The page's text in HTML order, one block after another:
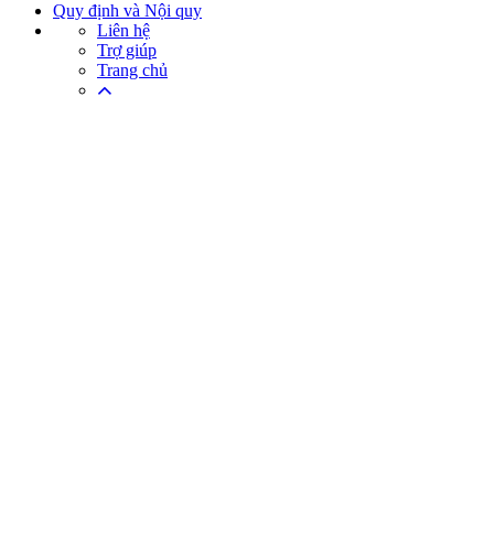
Quy định và Nội quy
Liên hệ
Trợ giúp
Trang chủ